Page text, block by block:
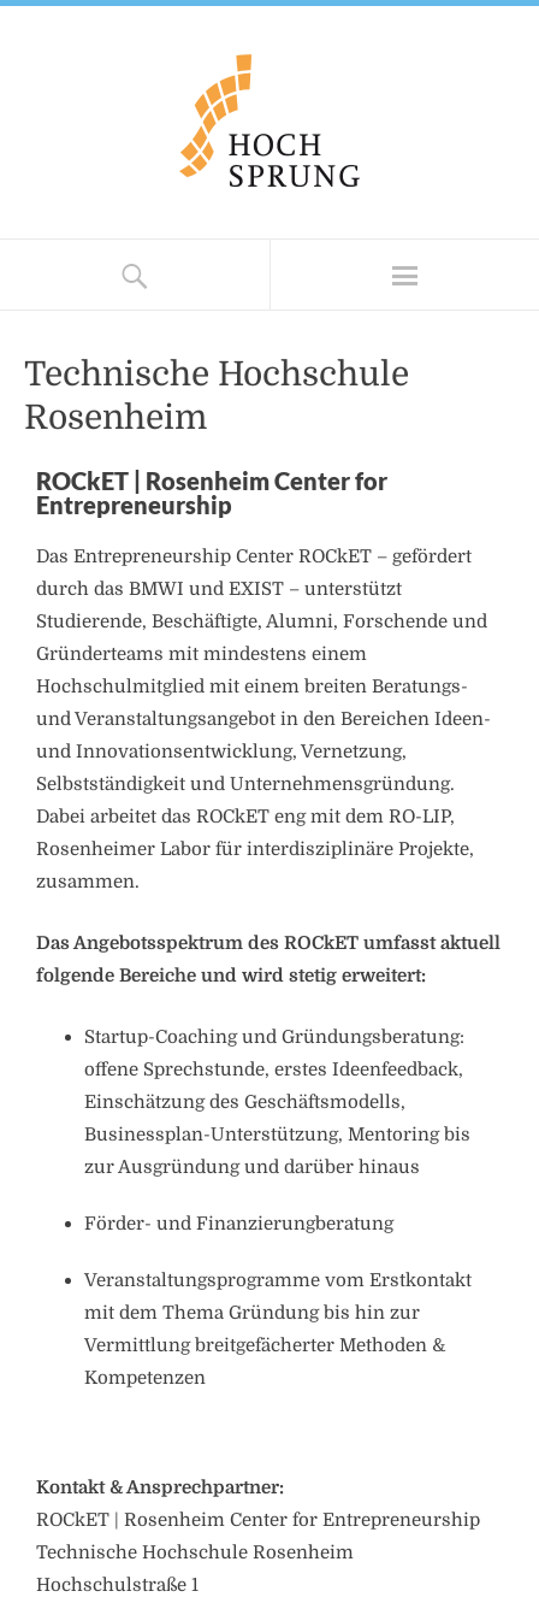
Technische Hochschule
Rosenheim
ROCkET | Rosenheim Center for
Entrepreneurship
Das Entrepreneurship Center ROCkET – gefördert
durch das BMWI und EXIST – unterstützt
Studierende, Beschäftigte, Alumni, Forschende und
Gründerteams mit mindestens einem
Hochschulmitglied mit einem breiten Beratungs-
und Veranstaltungsangebot in den Bereichen Ideen-
und Innovationsentwicklung, Vernetzung,
Selbstständigkeit und Unternehmensgründung.
Dabei arbeitet das ROCkET eng mit dem RO-LIP,
Rosenheimer Labor für interdisziplinäre Projekte,
zusammen.
Das Angebotsspektrum des ROCkET umfasst aktuell
folgende Bereiche und wird stetig erweitert:
Startup-Coaching und Gründungsberatung:
offene Sprechstunde, erstes Ideenfeedback,
Einschätzung des Geschäftsmodells,
Businessplan-Unterstützung, Mentoring bis
zur Ausgründung und darüber hinaus
Förder- und Finanzierungberatung
Veranstaltungsprogramme vom Erstkontakt
mit dem Thema Gründung bis hin zur
Vermittlung breitgefächerter Methoden &
Kompetenzen
Kontakt & Ansprechpartner:
ROCkET | Rosenheim Center for Entrepreneurship
Technische Hochschule Rosenheim
Hochschulstraße 1